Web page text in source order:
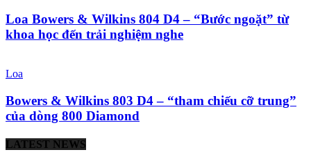
Loa Bowers & Wilkins 804 D4 – “Bước ngoặt” từ
khoa học đến trải nghiệm nghe
Loa
Bowers & Wilkins 803 D4 – “tham chiếu cỡ trung”
của dòng 800 Diamond
LATEST NEWS